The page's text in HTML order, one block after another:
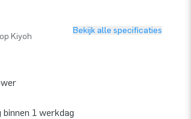
Kiyoh
Bekijk alle specificaties
1 werkdag